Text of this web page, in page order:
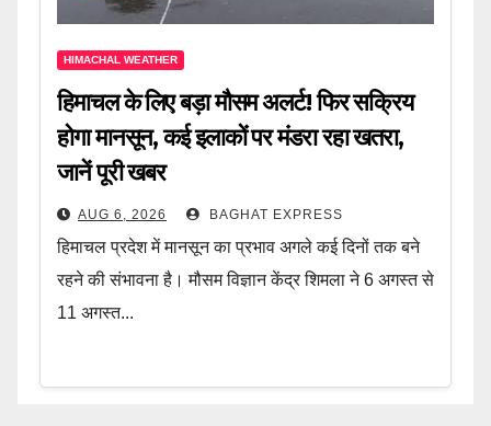
HIMACHAL WEATHER
हिमाचल के लिए बड़ा मौसम अलर्ट! फिर सक्रिय
होगा मानसून, कई इलाकों पर मंडरा रहा खतरा,
जानें पूरी खबर
AUG 6, 2026 BAGHAT EXPRESS
हिमाचल प्रदेश में मानसून का प्रभाव अगले कई दिनों तक बने
रहने की संभावना है। मौसम विज्ञान केंद्र शिमला ने 6 अगस्त से
11 अगस्त...